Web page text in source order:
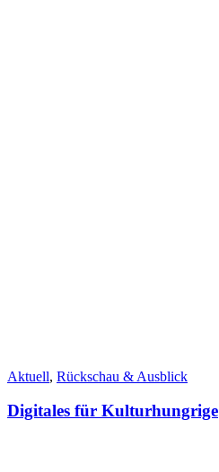
Aktuell, Rückschau & Ausblick
Digitales für Kulturhungrige